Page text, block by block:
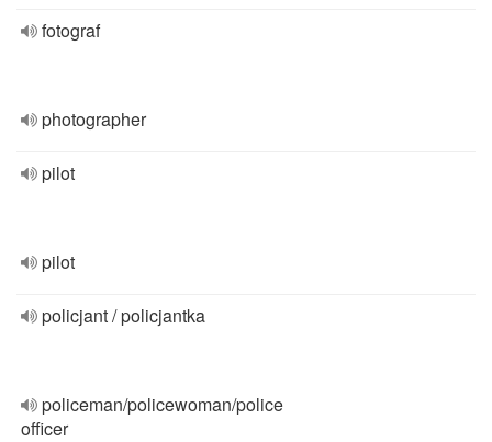
fotograf
photographer
pilot
pilot
policjant / policjantka
policeman/policewoman/police
officer